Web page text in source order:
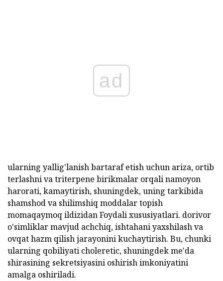
ad
ularning yallig'lanish bartaraf etish uchun ariza, ortib
terlashni va triterpene birikmalar orqali namoyon
harorati, kamaytirish, shuningdek, uning tarkibida
shamshod va shilimshiq moddalar topish
momaqaymoq ildizidan Foydali xususiyatlari. dorivor
o'simliklar mavjud achchiq, ishtahani yaxshilash va
ovqat hazm qilish jarayonini kuchaytirish. Bu, chunki
ularning qobiliyati choleretic, shuningdek me'da
shirasining sekretsiyasini oshirish imkoniyatini
amalga oshiriladi.